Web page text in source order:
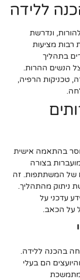
ללידה
ונדרשת
רבות מציעות
בתהליך
הנשים ההרות.
טכניקות הרפיה,
בהתאמה אישית
בצורה
של המשתתפות. זה
ניתוק מהתהליך.
עדכני על
על הכאב.
בהכנה ללידה.
הם בעלי
מתמשכת